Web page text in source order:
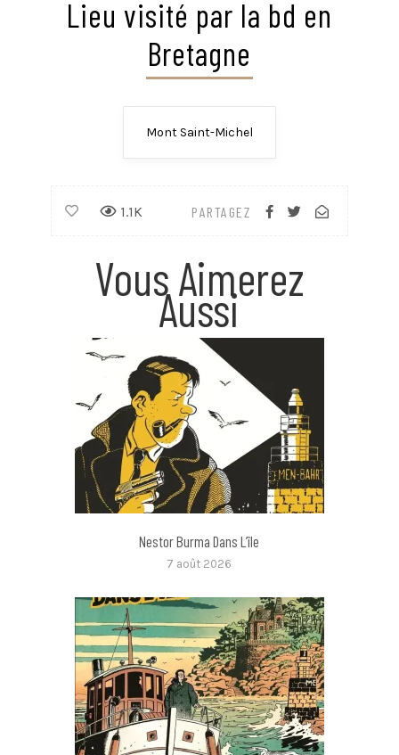
mont, […]
Voir plus
Voir plus
Voir plus
Voir plus
Lieu visité par la bd en
Bretagne
Mont Saint-Michel
PARTAGEZ
1.1K
Vous Aimerez
Aussi
Nestor Burma Dans L’île
7 août 2026